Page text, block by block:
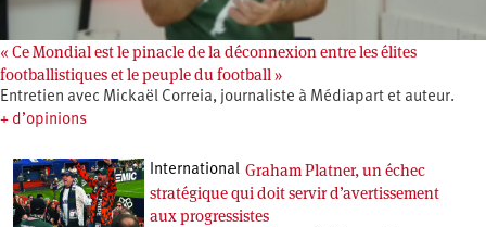
« Ce Mondial est le pinacle de la déconnexion entre les élites
footballistiques et le peuple du football »
Entretien avec Mickaël Correia, journaliste à Médiapart et auteur.
+ d’opinions
International Graham Platner, un échec
stratégique qui doit servir d’avertissement
aux progressistes